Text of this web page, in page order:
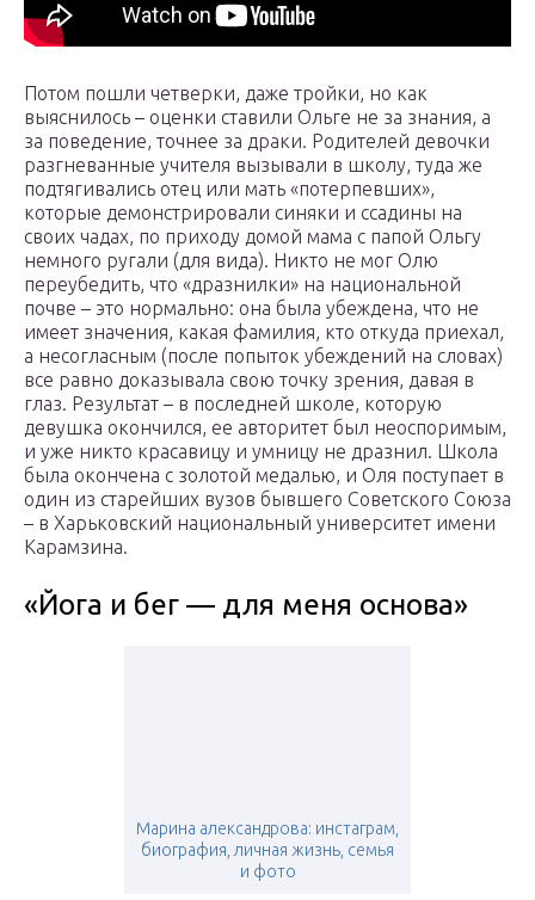
Потом пошли четверки, даже тройки, но как
выяснилось – оценки ставили Ольге не за знания, а
за поведение, точнее за драки. Родителей девочки
разгневанные учителя вызывали в школу, туда же
подтягивались отец или мать «потерпевших»,
которые демонстрировали синяки и ссадины на
своих чадах, по приходу домой мама с папой Ольгу
немного ругали (для вида). Никто не мог Олю
переубедить, что «дразнилки» на национальной
почве – это нормально: она была убеждена, что не
имеет значения, какая фамилия, кто откуда приехал,
а несогласным (после попыток убеждений на словах)
все равно доказывала свою точку зрения, давая в
глаз. Результат – в последней школе, которую
девушка окончился, ее авторитет был неоспоримым,
и уже никто красавицу и умницу не дразнил. Школа
была окончена с золотой медалью, и Оля поступает в
один из старейших вузов бывшего Советского Союза
– в Харьковский национальный университет имени
Карамзина.
«Йога и бег — для меня основа»
Марина александрова: инстаграм,
биография, личная жизнь, семья
и фото